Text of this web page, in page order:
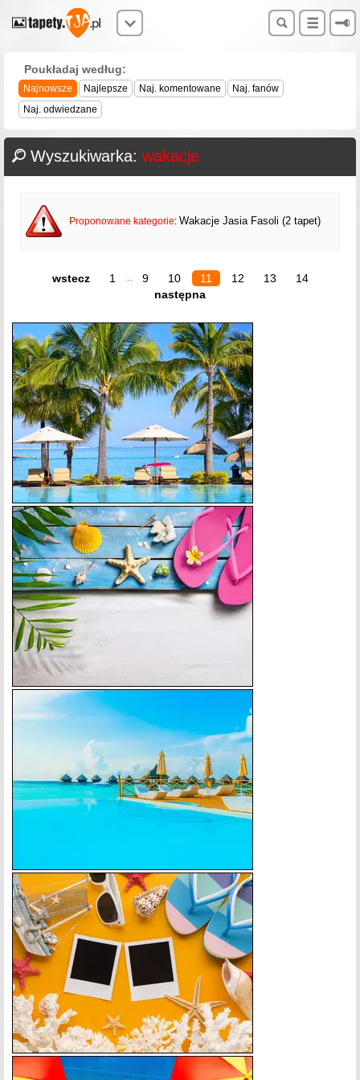
Poukładaj według:
Najnowsze Najlepsze Naj. komentowane
Naj. fanów
Naj. odwiedzane
Wyszukiwarka: wakacje
Proponowane kategorie: Wakacje Jasia Fasoli (2 tapet)
wstecz 1 9 10 11 12 13
14
następna